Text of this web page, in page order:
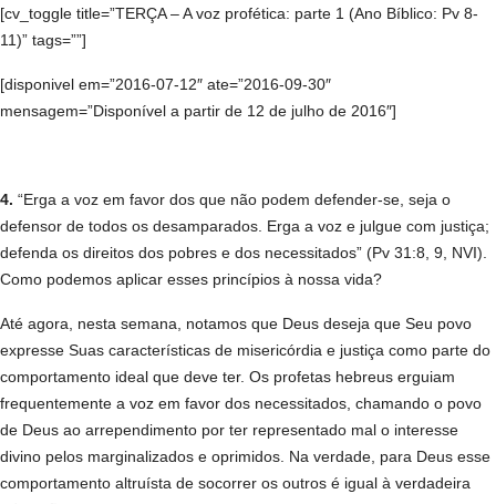
[cv_toggle title=”TERÇA – A voz profética: parte 1 (Ano Bíblico: Pv 8-
11)” tags=””]
[disponivel em=”2016-07-12″ ate=”2016-09-30″
mensagem=”Disponível a partir de 12 de julho de 2016″]
4. “Erga a voz em favor dos que não podem defender-se, seja o
defensor de todos os desamparados. Erga a voz e julgue com justiça;
defenda os direitos dos pobres e dos necessitados” (Pv 31:8, 9, NVI).
Como podemos aplicar esses princípios à nossa vida?
Até agora, nesta semana, notamos que Deus deseja que Seu povo
expresse Suas características de misericórdia e justiça como parte do
comportamento ideal que deve ter. Os profetas hebreus erguiam
frequentemente a voz em favor dos necessitados, chamando o povo
de Deus ao arrependimento por ter representado mal o interesse
divino pelos marginalizados e oprimidos. Na verdade, para Deus esse
comportamento altruísta de socorrer os outros é igual à verdadeira